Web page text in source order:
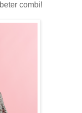
combi!